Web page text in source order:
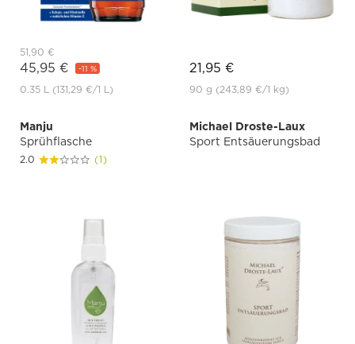
51,90 €
45,95 € -11 %
0.35 L (131,29 €/1 L)
21,95 €
90 g (243,89 €/1 kg)
Manju
Sprühflasche
2.0 (1)
Michael Droste-Laux
Sport Entsäuerungsbad